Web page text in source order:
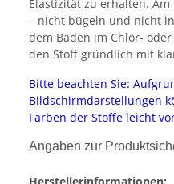
Elastizität zu erhalten.
– nicht bügeln und nicht
dem Baden im Chlor-
den Stoff gründlich mit
Bitte beachten Sie:
Bildschirmdarstellungen
Farben der Stoffe leicht
Angaben zur